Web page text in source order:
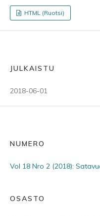
HTML (Ruotsi)
JULKAISTU
2018-06-01
NUMERO
Vol 18 Nro 2 (2018):
OSASTO